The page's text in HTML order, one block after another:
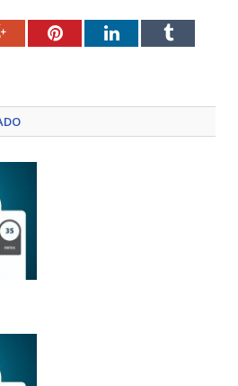
Google+PinterestLinkedInTumblr